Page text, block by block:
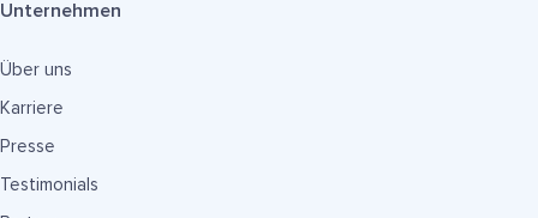
Unternehmen
Über uns
Karriere
Presse
Testimonials